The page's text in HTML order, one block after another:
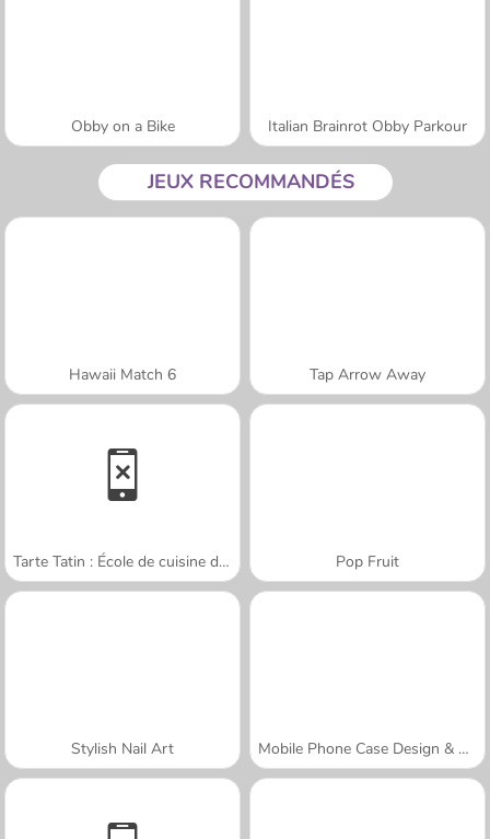
Obby on a Bike Italian Brainrot Obby Parkour
JEUX RECOMMANDÉS
Hawaii Match 6 Tap Arrow Away
Tarte Tatin : École de cuisine de Sara Pop Fruit
Stylish Nail Art Mobile Phone Case Design & DIY